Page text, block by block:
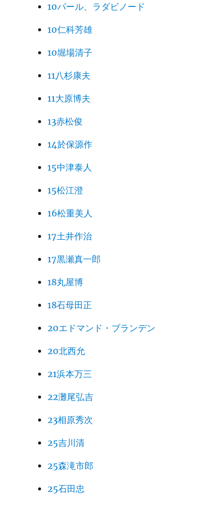
10パール、ラダビノード
10仁科芳雄
10堀場清子
11八杉康夫
11大原博夫
13赤松俊
14於保源作
15中津泰人
15松江澄
16松重美人
17土井作治
17黒瀬真一郎
18丸屋博
18石母田正
20エドマンド・ブランデン
20北西允
21浜本万三
22灘尾弘吉
23相原秀次
25吉川清
25森滝市郎
25石田忠